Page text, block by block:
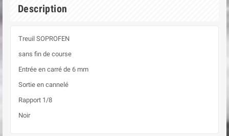
Description
Treuil SOPROFEN
sans fin de course
Entrée en carré de 6 mm
Sortie en cannelé
Rapport 1/8
Noir